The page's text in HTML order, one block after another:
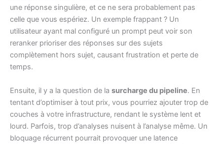
une réponse singulière, et ce ne sera probablement pas
celle que vous espériez. Un exemple frappant ? Un
utilisateur ayant mal configuré un prompt peut voir son
reranker prioriser des réponses sur des sujets
complètement hors sujet, causant frustration et perte de
temps.
Ensuite, il y a la question de la surcharge du pipeline. En
tentant d’optimiser à tout prix, vous pourriez ajouter trop de
couches à votre infrastructure, rendant le système lent et
lourd. Parfois, trop d’analyses nuisent à l’analyse même. Un
bloquage récurrent pourrait provoquer une latence